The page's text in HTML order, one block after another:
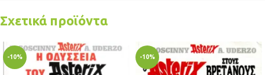
Σχετικά προϊόντα
-10% -10%